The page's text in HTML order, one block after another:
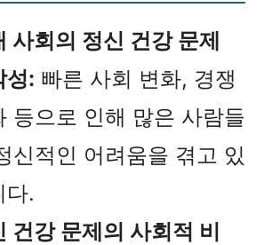
사회의 정신 건강 문제
성: 빠른 사회 변화, 경쟁
등으로 인해 많은 사람들
신적인 어려움을 겪고 있
다.
건강 문제의 사회적 비